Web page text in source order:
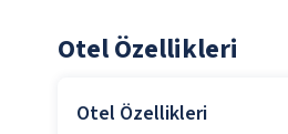
Otel Özellikleri
Otel Özellikleri